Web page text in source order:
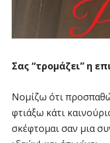
Σας “τρομάζει” η
Νομίζω ότι
φτιάξω κάτι
σκέφτομαι σαν μια